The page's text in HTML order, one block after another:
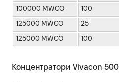
100000 MWCO
100
125000 MWCO
25
125000 MWCO
100
Концентратори Vivacon 500